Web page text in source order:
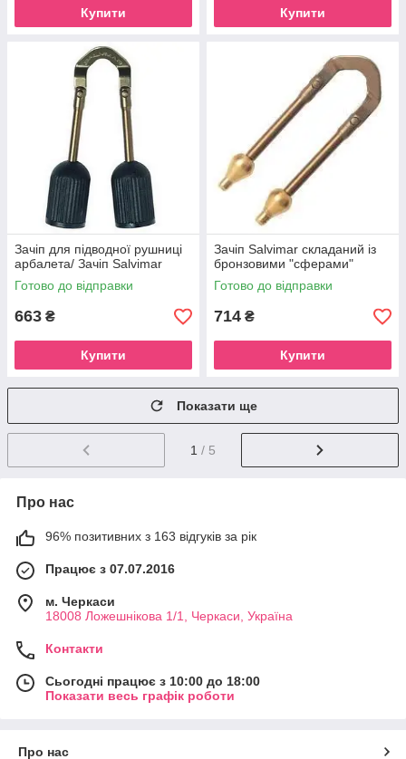
Купити Купити
Зачіп для підводної рушниці
арбалета/ Зачіп Salvimar
Готово до відправки
663 ₴
Купити
Зачіп Salvimar складаний із
бронзовими "сферами"
Готово до відправки
714 ₴
Купити
Показати ще
1 / 5
Про нас
96% позитивних з 163 відгуків за рік
Працює з 07.07.2016
м. Черкаси
18008 Ложешнікова 1/1, Черкаси, Україна
Контакти
Сьогодні працює з 10:00 до 18:00
Показати весь графік роботи
Про нас